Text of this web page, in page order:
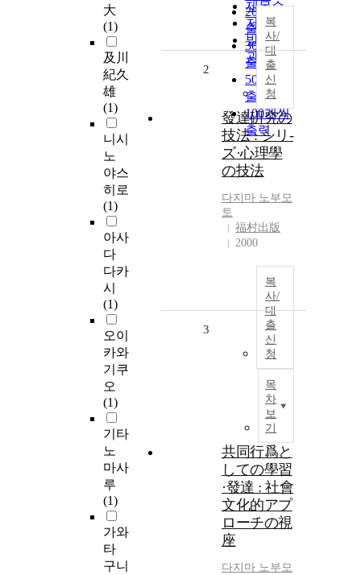
大
(1)
及川
紀久
雄
(1)
니시
노
야스
히로
(1)
아사
다
다카
시
(1)
오이
카와
기쿠
오
(1)
기타
노
마사
루
(1)
가와
타
구니
제목순
저자순
발행기
관순
20개씩
출력
30개씩
출력
50개씩
출력
100개씩
출력
복
사/
대
출
신
청
2
發達硏究の
技法 : シリ-
ズ·心理學
の技法
다지마 노부모
토
福村出版
2000
복
사/
대
출
신
청
목
차
보
기
3
共同行爲と
しての學習
·發達 : 社會
文化的アプ
ローチの視
座
다지마 노부모